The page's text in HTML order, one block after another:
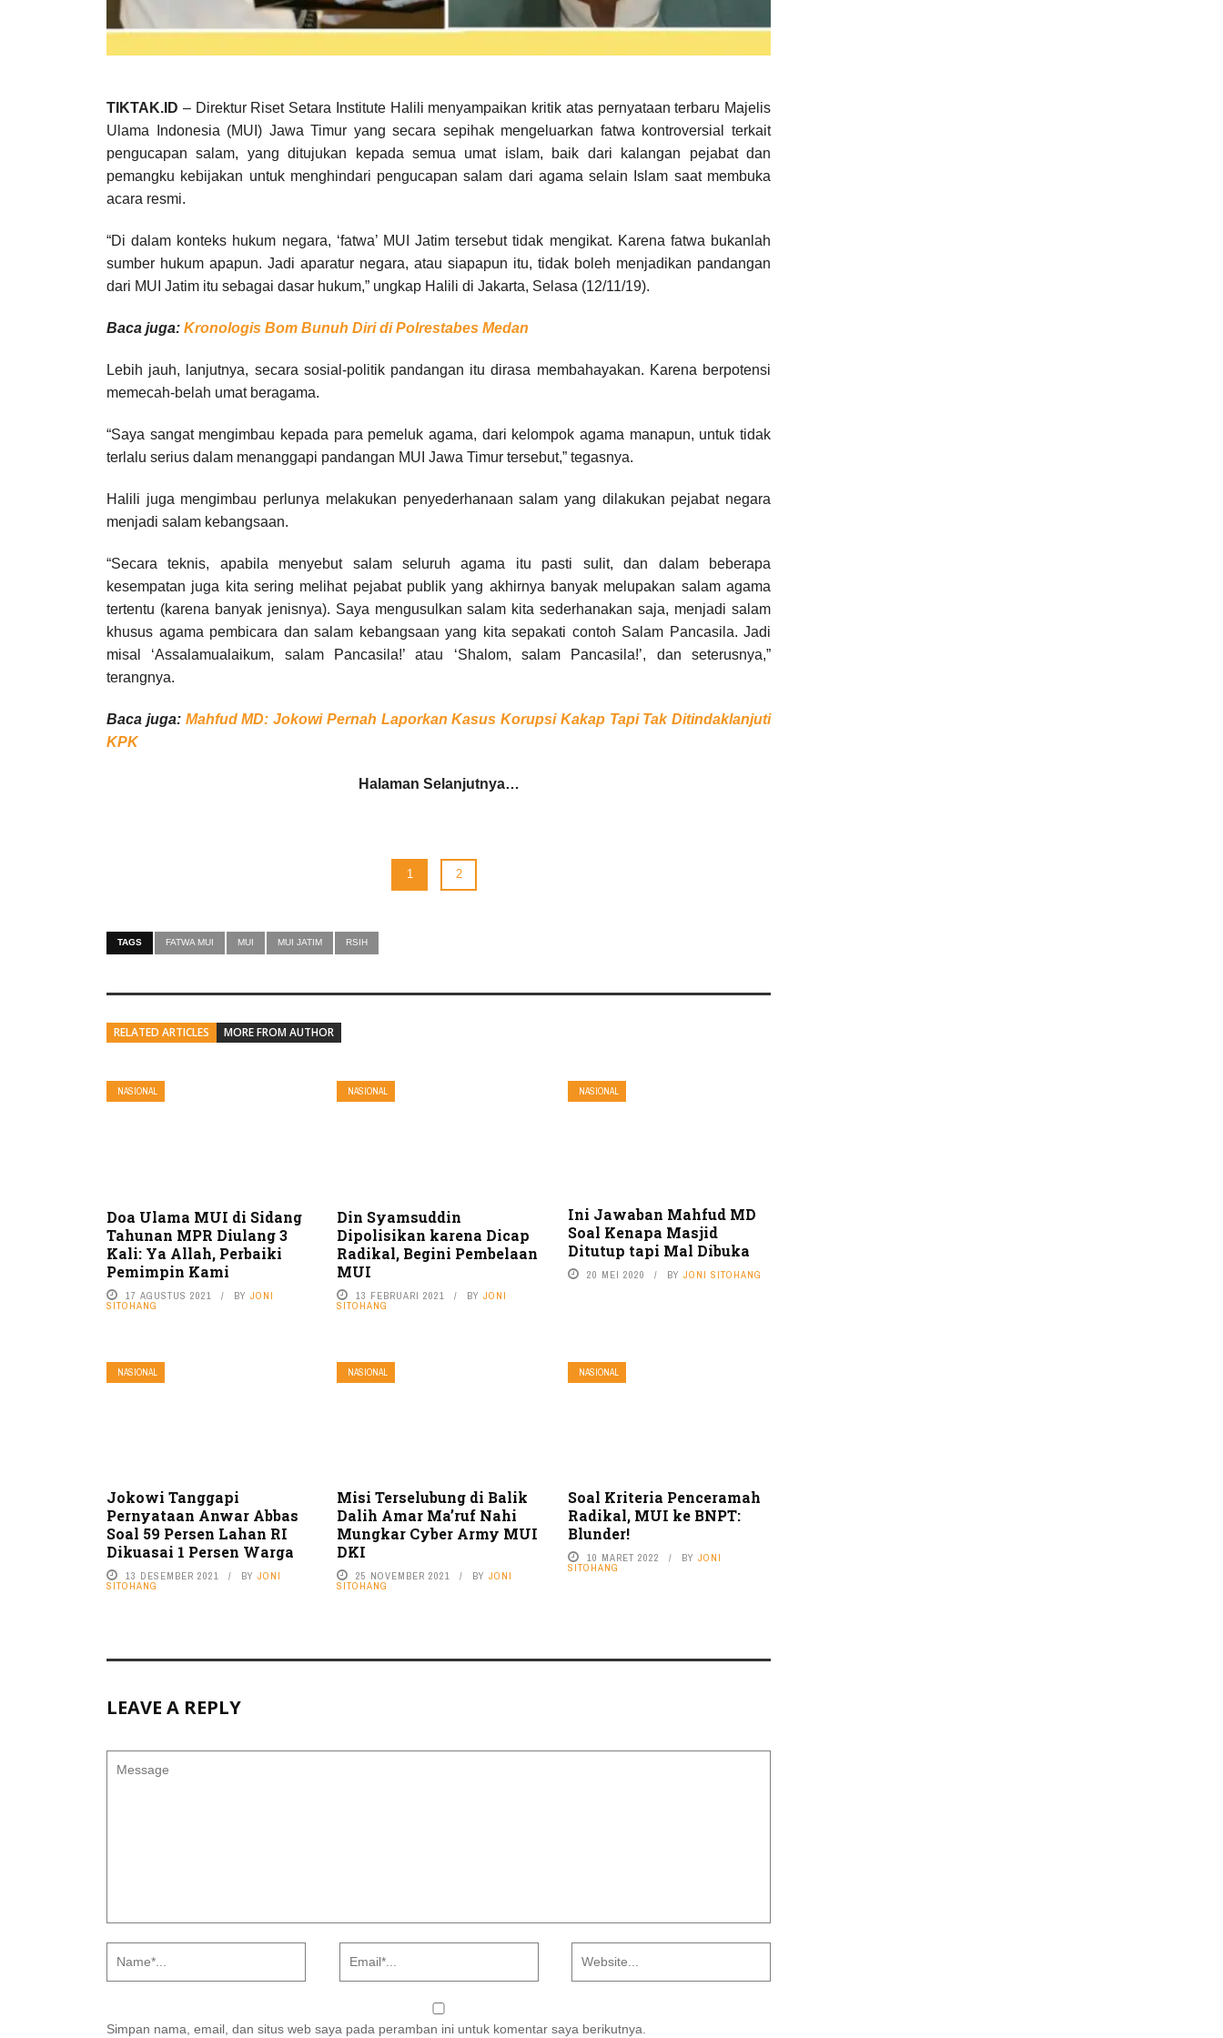
TIKTAK.ID – Direktur Riset Setara Institute Halili menyampaikan kritik atas pernyataan terbaru Majelis
Ulama Indonesia (MUI) Jawa Timur yang secara sepihak mengeluarkan fatwa kontroversial terkait
pengucapan salam, yang ditujukan kepada semua umat islam, baik dari kalangan pejabat dan
pemangku kebijakan untuk menghindari pengucapan salam dari agama selain Islam saat membuka
acara resmi.
“Di dalam konteks hukum negara, ‘fatwa’ MUI Jatim tersebut tidak mengikat. Karena fatwa bukanlah
sumber hukum apapun. Jadi aparatur negara, atau siapapun itu, tidak boleh menjadikan pandangan
dari MUI Jatim itu sebagai dasar hukum,” ungkap Halili di Jakarta, Selasa (12/11/19).
Baca juga: Kronologis Bom Bunuh Diri di Polrestabes Medan
Lebih jauh, lanjutnya, secara sosial-politik pandangan itu dirasa membahayakan. Karena berpotensi
memecah-belah umat beragama.
“Saya sangat mengimbau kepada para pemeluk agama, dari kelompok agama manapun, untuk tidak
terlalu serius dalam menanggapi pandangan MUI Jawa Timur tersebut,” tegasnya.
Halili juga mengimbau perlunya melakukan penyederhanaan salam yang dilakukan pejabat negara
menjadi salam kebangsaan.
“Secara teknis, apabila menyebut salam seluruh agama itu pasti sulit, dan dalam beberapa
kesempatan juga kita sering melihat pejabat publik yang akhirnya banyak melupakan salam agama
tertentu (karena banyak jenisnya). Saya mengusulkan salam kita sederhanakan saja, menjadi salam
khusus agama pembicara dan salam kebangsaan yang kita sepakati contoh Salam Pancasila. Jadi
misal ‘Assalamualaikum, salam Pancasila!’ atau ‘Shalom, salam Pancasila!’, dan seterusnya,”
terangnya.
Baca juga: Mahfud MD: Jokowi Pernah Laporkan Kasus Korupsi Kakap Tapi Tak Ditindaklanjuti
KPK
Halaman Selanjutnya…
1 2
TAGS FATWA MUI MUI MUI JATIM RSIH
RELATED ARTICLES MORE FROM AUTHOR
NASIONAL
Doa Ulama MUI di Sidang
Tahunan MPR Diulang 3
Kali: Ya Allah, Perbaiki
Pemimpin Kami
17 AGUSTUS 2021 BY JONI
SITOHANG
NASIONAL
Din Syamsuddin
Dipolisikan karena Dicap
Radikal, Begini Pembelaan
MUI
13 FEBRUARI 2021 BYJONI
SITOHANG
NASIONAL
Ini Jawaban Mahfud MD
Soal Kenapa Masjid
Ditutup tapi Mal Dibuka
20 MEI 2020 BY JONI SITOHANG
NASIONAL
Jokowi Tanggapi
Pernyataan Anwar Abbas
Soal 59 Persen Lahan RI
Dikuasai 1 Persen Warga
13 DESEMBER 2021 BY JONI
SITOHANG
NASIONAL
Misi Terselubung di Balik
Dalih Amar Ma’ruf Nahi
Mungkar Cyber Army MUI
DKI
25 NOVEMBER 2021 BYJONI
SITOHANG
NASIONAL
Soal Kriteria Penceramah
Radikal, MUI ke BNPT:
Blunder!
10 MARET 2022 BY JONI
SITOHANG
LEAVE A REPLY
Simpan nama, email, dan situs web saya pada peramban ini untuk komentar saya berikutnya.